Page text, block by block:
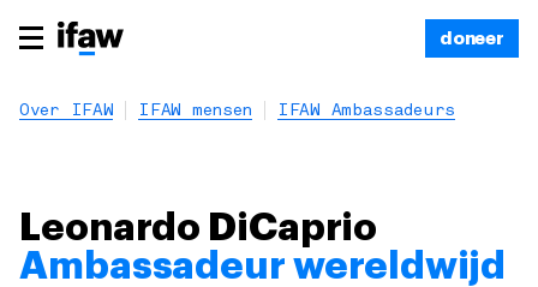
doneer
Over IFAW IFAW mensen IFAW Ambassadeurs
Leonardo DiCaprio
Ambassadeur wereldwijd